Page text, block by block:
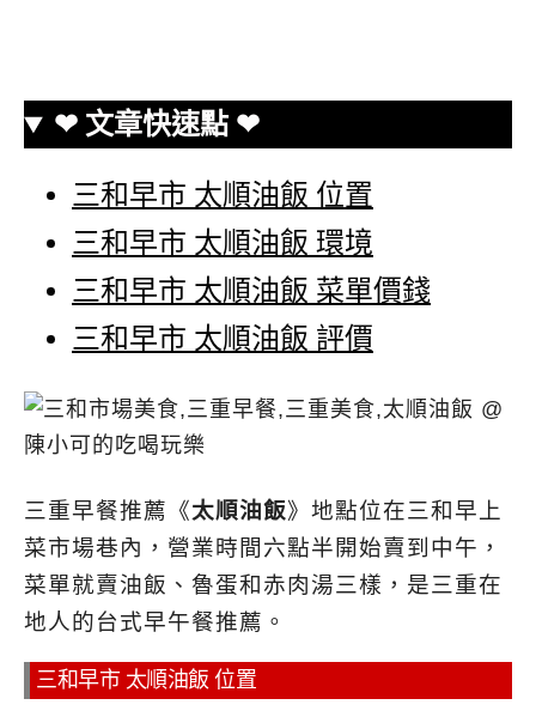
❤ 文章快速點 ❤
三和早市 太順油飯 位置
三和早市 太順油飯 環境
三和早市 太順油飯 菜單價錢
三和早市 太順油飯 評價
三重早餐推薦《太順油飯》地點位在三和早上
菜市場巷內，營業時間六點半開始賣到中午，
菜單就賣油飯、魯蛋和赤肉湯三樣，是三重在
地人的台式早午餐推薦。
三和早市 太順油飯 位置